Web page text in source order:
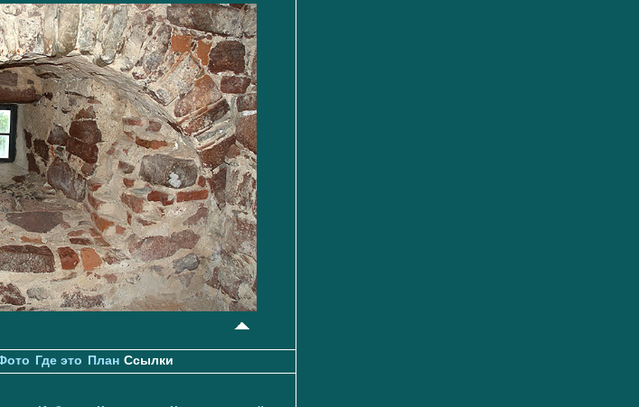
Где это План Ссылки